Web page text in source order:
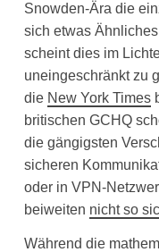
Snowden-Ära die
sich etwas
scheint dies im
uneingeschränkt zu
die New York Times
britischen GCHQ
die gängigsten
sicheren
oder in VPN-
beiweiten nicht so
Während die